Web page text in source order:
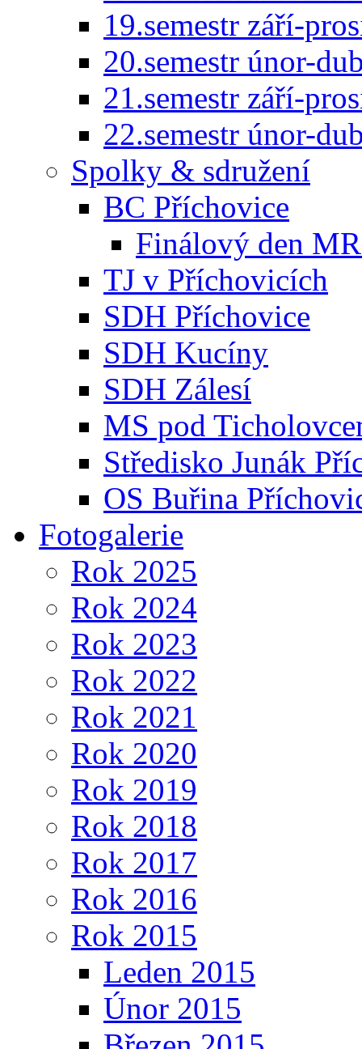
19.semestr září-
20.semestr únor-
21.semestr září-
22.semestr únor-
Spolky & sdružení
BC Příchovice
Finálový den
TJ v Příchovicích
SDH Příchovice
SDH Kucíny
SDH Zálesí
MS pod
Středisko Junák
OS Buřina
Fotogalerie
Rok 2025
Rok 2024
Rok 2023
Rok 2022
Rok 2021
Rok 2020
Rok 2019
Rok 2018
Rok 2017
Rok 2016
Rok 2015
Leden 2015
Únor 2015